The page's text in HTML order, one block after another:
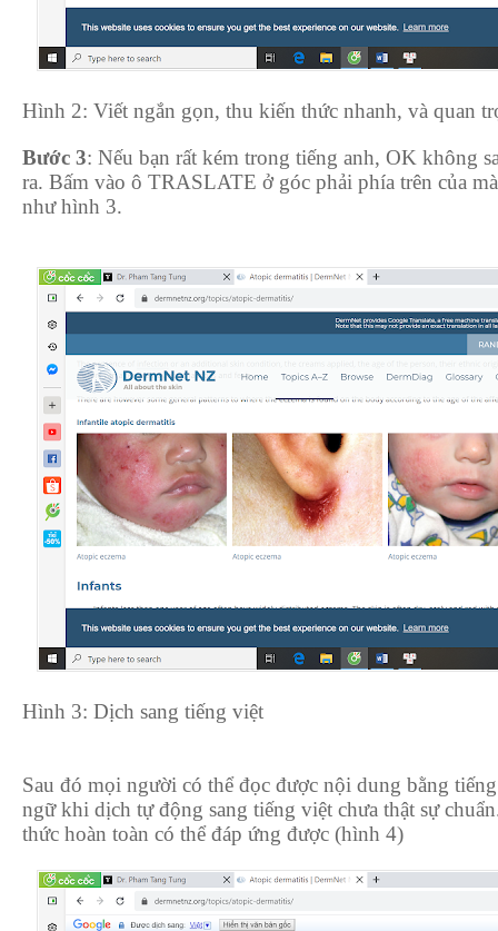
Hình 2: Viết ngắn gọn, thu kiến thức nhanh, và quan
Bước 3: Nếu bạn rất kém trong tiếng anh, OK không
ra. Bấm vào ô TRASLATE ở góc phải phía trên của
như hình 3.
Hình 3: Dịch sang tiếng việt
Sau đó mọi người có thể đọc được nội dung bằng
ngữ khi dịch tự động sang tiếng việt chưa thật sự
thức hoàn toàn có thể đáp ứng được (hình 4)